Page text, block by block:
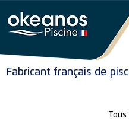
Fabricant français de
Tous